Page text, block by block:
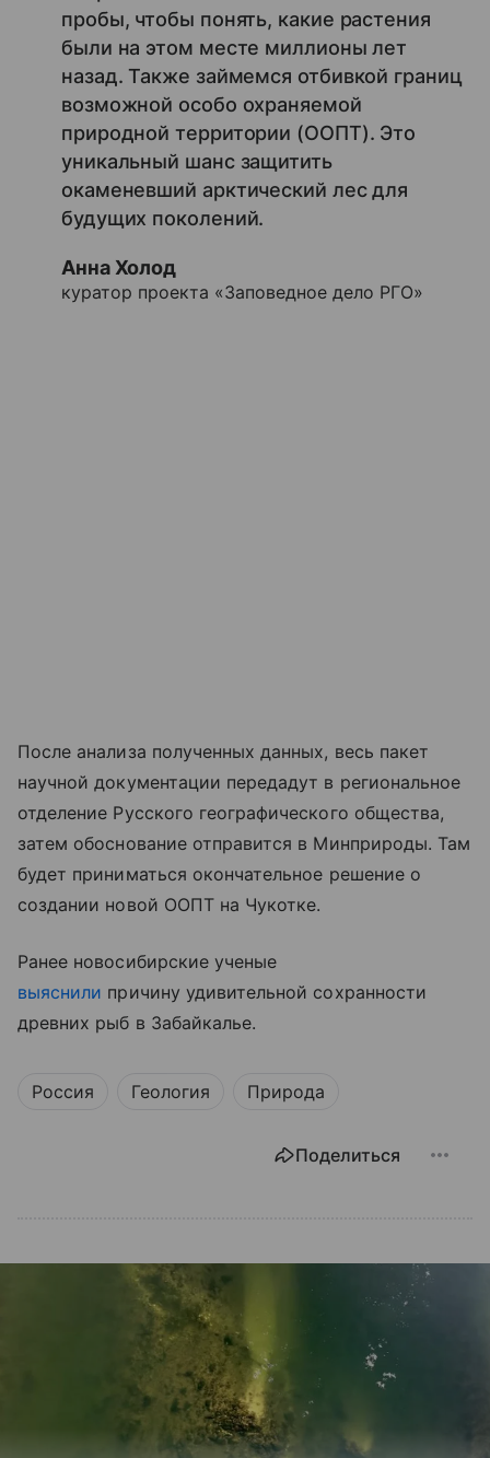
пробы, чтобы понять, какие растения
были на этом месте миллионы лет
назад. Также займемся отбивкой границ
возможной особо охраняемой
природной территории (ООПТ). Это
уникальный шанс защитить
окаменевший арктический лес для
будущих поколений.
Анна Холод
куратор проекта «Заповедное дело РГО»
После анализа полученных данных, весь пакет
научной документации передадут в региональное
отделение Русского географического общества,
затем обоснование отправится в Минприроды. Там
будет приниматься окончательное решение о
создании новой ООПТ на Чукотке.
Ранее новосибирские ученые
выяснили причину удивительной сохранности
древних рыб в Забайкалье.
Россия Геология Природа
Поделиться